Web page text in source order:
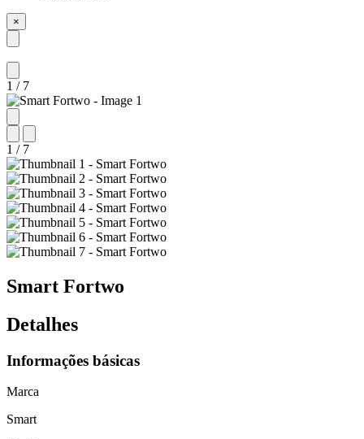
×
1 / 7
1 / 7
Smart Fortwo
Detalhes
Informações básicas
Marca
Smart